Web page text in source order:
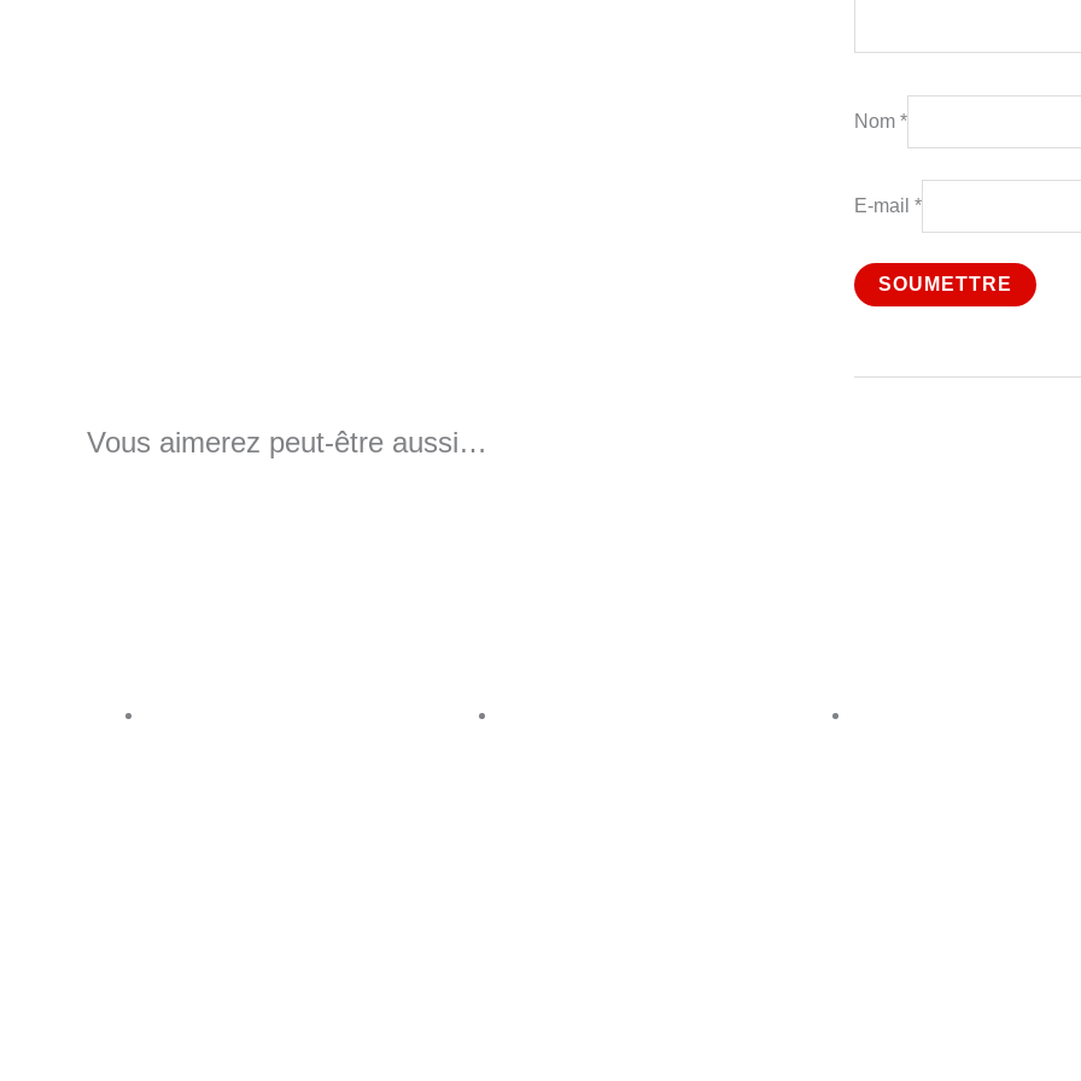
Nom *
E-mail *
Vous aimerez peut-être aussi…